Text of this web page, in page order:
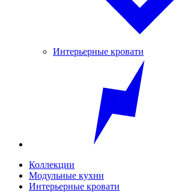
Интерьерные кровати
Коллекции
Модульные кухни
Интерьерные кровати